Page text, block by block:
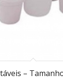
–